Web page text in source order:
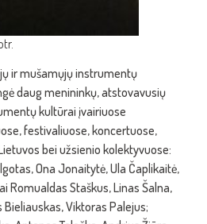
ir mušamųjų instrumentų
daug menininkų, atstovavusių
kultūrai įvairiuose
festivaliuose, koncertuose,
bei užsienio kolektyvuose:
Ona Jonaitytė, Ula Čaplikaitė,
Romualdas Staškus, Linas Šalna,
Viktoras Palejus;